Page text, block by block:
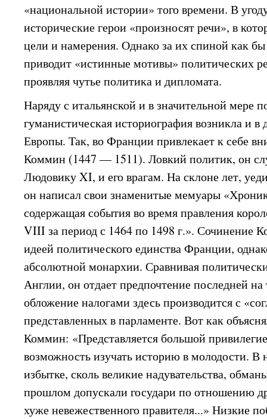
«национальной истории» того времени. В
исторические герои «произносят речи», в
цели и намерения. Однако за их спиной как
приводит «истинные мотивы» политических
проявляя чутье политика и дипломата.
Наряду с итальянской и в значительной мере
гуманистическая историография возникла и в
Европы. Так, во Франции привлекает к себе
Коммин (1447 — 1511). Ловкий политик, он
Людовику XI, и его врагам. На склоне лет,
он написал свои знаменитые мемуары
содержащая события во время правления
VIII за период с 1464 по 1498 г.». Сочинение
идеей политического единства Франции,
абсолютной монархии. Сравнивая
Англии, он отдает предпочтение последней
обложение налогами здесь производится с
представленных в парламенте. Вот как
Коммин: «Представляется большой
возможность изучать историю в молодости. В
избытке, сколь великие надувательства,
прошлом допускали государи по отношению
хуже невежественного правителя...» Низкие